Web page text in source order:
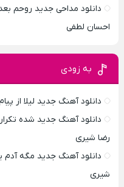
دانلود مداحی جدید روحم
احسان لطفی
به زودی
دانلود آهنگ جدید لیلا از
دانلود آهنگ جدید شده
رضا شیری
دانلود آهنگ جدید مگه
شیری